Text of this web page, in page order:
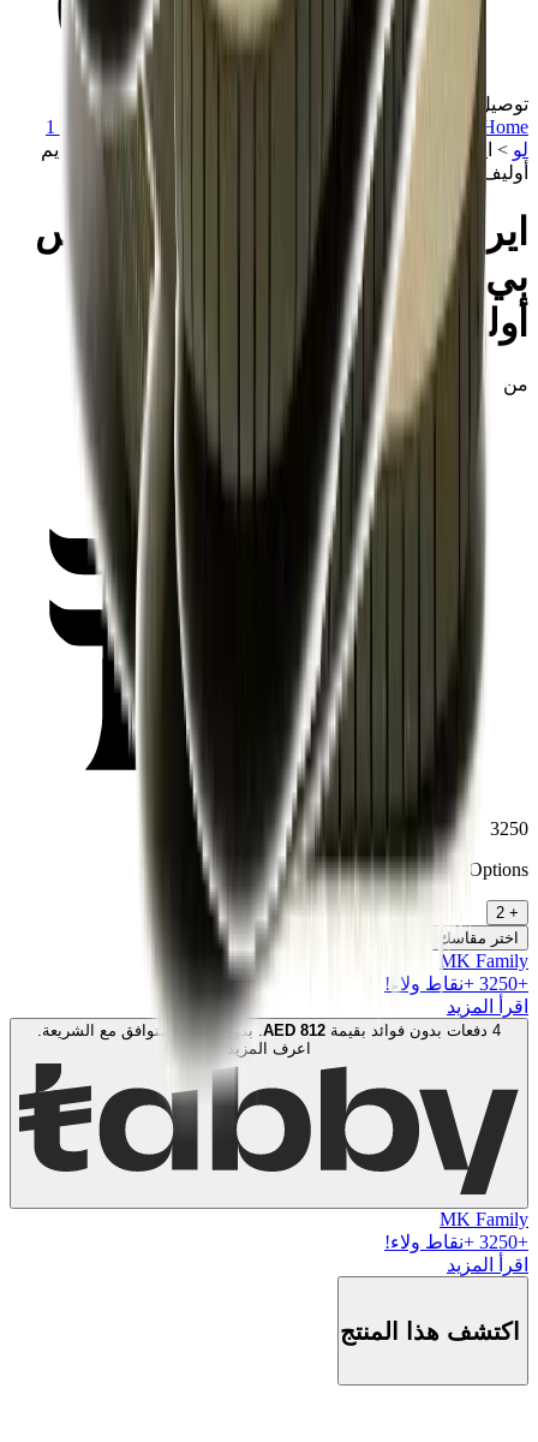
توصيل في نفس اليوم
Home
> تشكيلة مميزة >
اير جوردن 1
لو >
اير جوردن 1 ريترو لو أو جي إس بي ترافيس سكوت "ميديم
أوليف"
اير جوردن 1 ريترو لو أو جي إس
بي ترافيس سكوت "ميديم
أوليف"
من
3250
Options
+
2
اختر مقاسك
MK Family
+
3250 +نقاط ولاء!
اقرأ المزيد
4 دفعات بدون فوائد بقيمة AED 812
. بدون رسوم. متوافق مع الشريعة.
اعرف المزيد
MK Family
+
3250 +نقاط ولاء!
اقرأ المزيد
اكتشف هذا المنتج